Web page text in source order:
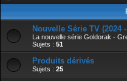
Nouvelle Série TV (2024
La nouvelle série Goldorak -
Sujets : 51
Produits dérivés
Sujets : 25